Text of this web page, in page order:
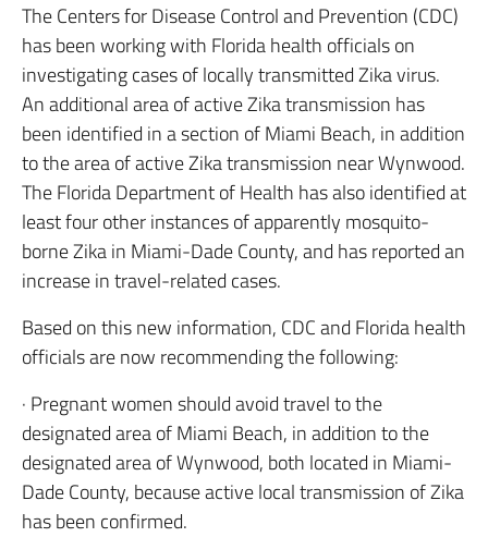
The Centers for Disease Control and Prevention (CDC)
has been working with Florida health officials on
investigating cases of locally transmitted Zika virus.
An additional area of active Zika transmission has
been identified in a section of Miami Beach, in addition
to the area of active Zika transmission near Wynwood.
The Florida Department of Health has also identified at
least four other instances of apparently mosquito-
borne Zika in Miami-Dade County, and has reported an
increase in travel-related cases.
Based on this new information, CDC and Florida health
officials are now recommending the following:
· Pregnant women should avoid travel to the
designated area of Miami Beach, in addition to the
designated area of Wynwood, both located in Miami-
Dade County, because active local transmission of Zika
has been confirmed.